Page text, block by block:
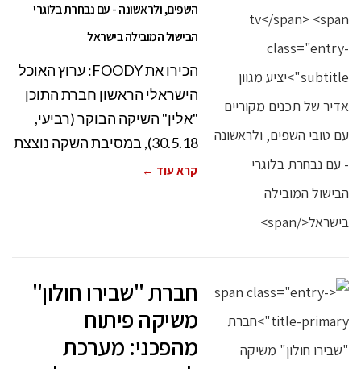
השפים, ולראשונה - עם נבחרת בלוגרי
הבישול המובילה בישראל
הכירו את FOODY: ערוץ האוכל
הישראלי הראשון חברת התוכן
"אלין" השיקה הבוקר (רביעי,
30.5.18), במסיבת השקה נוצצת
קרא עוד ←
חברת "שבירו חולון"
משיקה פיתוח
מהפכני: מערכת